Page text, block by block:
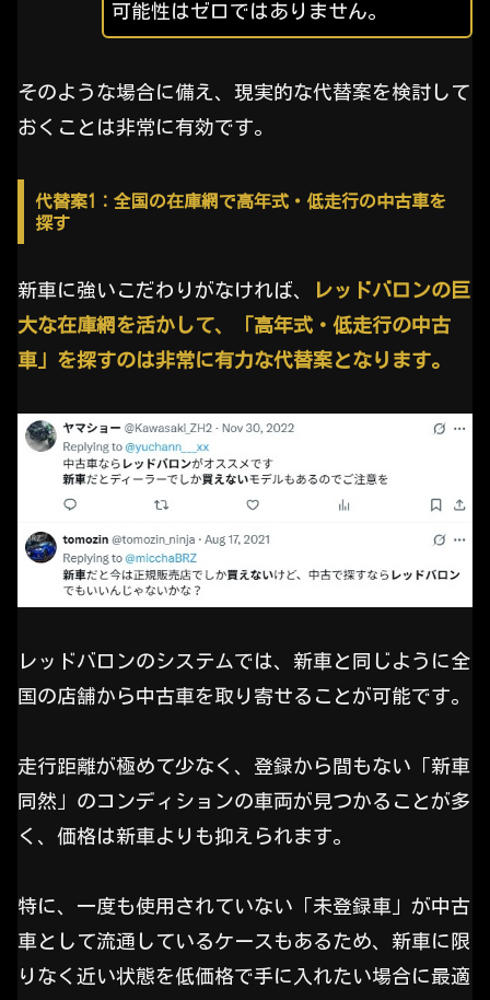
可能性はゼロではありません。
そのような場合に備え、現実的な代替案を検討して
おくことは非常に有効です。
代替案1：全国の在庫網で高年式・低走行の中古車を
探す
新車に強いこだわりがなければ、
レッドバロンの巨
大な在庫網を活かして、「高年式・低走行の中古
車」を探すのは非常に有力な代替案となります。
レッドバロンのシステムでは、新車と同じように全
国の店舗から中古車を取り寄せることが可能です。
走行距離が極めて少なく、登録から間もない「新車
同然」のコンディションの車両が見つかることが多
く、価格は新車よりも抑えられます。
特に、一度も使用されていない「未登録車」が中古
車として流通しているケースもあるため、新車に限
りなく近い状態を低価格で手に入れたい場合に最適